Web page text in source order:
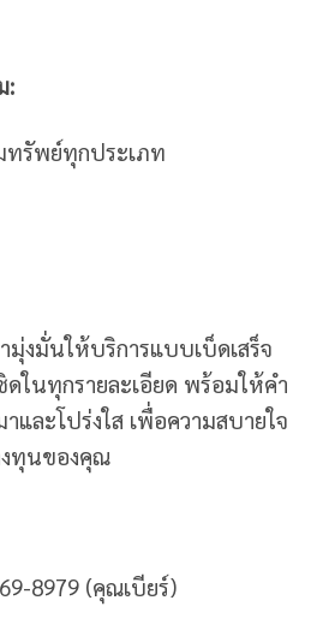
:
ทรัพย์ทุกประเภท
มุ่งมั่นให้บริการแบบเบ็ดเสร็จ
ดในทุกรายละเอียด พร้อมให้คำ
และโปร่งใส เพื่อความสบายใจ
งทุนของคุณ
8979 (คุณเบียร์)